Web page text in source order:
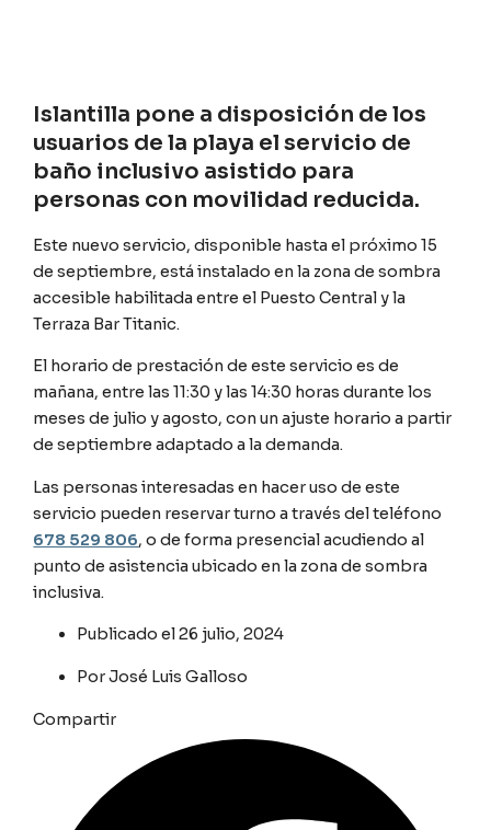
Islantilla pone a disposición de los
usuarios de la playa el servicio de
baño inclusivo asistido para
personas con movilidad reducida.
Este nuevo servicio, disponible hasta el próximo 15
de septiembre, está instalado en la zona de sombra
accesible habilitada entre el Puesto Central y la
Terraza Bar Titanic.
El horario de prestación de este servicio es de
mañana, entre las 11:30 y las 14:30 horas durante los
meses de julio y agosto, con un ajuste horario a partir
de septiembre adaptado a la demanda.
Las personas interesadas en hacer uso de este
servicio pueden reservar turno a través del teléfono
678 529 806, o de forma presencial acudiendo al
punto de asistencia ubicado en la zona de sombra
inclusiva.
Publicado el26 julio, 2024
PorJosé Luis Galloso
Compartir